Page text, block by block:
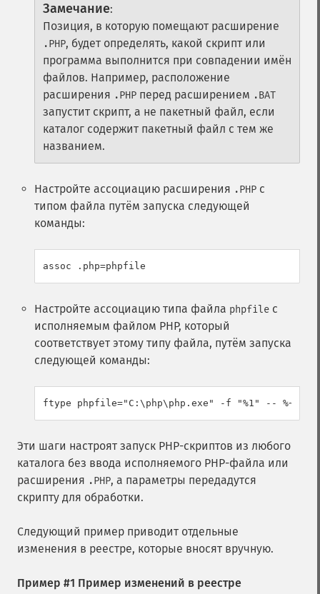
Замечание:
Позиция, в которую помещают расширение
.PHP, будет определять, какой скрипт или
программа выполнится при совпадении имён
файлов. Например, расположение
расширения .PHP перед расширением .BAT
запустит скрипт, а не пакетный файл, если
каталог содержит пакетный файл с тем же
названием.
Настройте ассоциацию расширения .PHP с
типом файла путём запуска следующей
команды:
Настройте ассоциацию типа файла phpfile с
исполняемым файлом PHP, который
соответствует этому типу файла, путём запуска
следующей команды:
Эти шаги настроят запуск PHP-скриптов из любого
каталога без ввода исполняемого PHP-файла или
расширения .PHP, а параметры передадутся
скрипту для обработки.
Следующий пример приводит отдельные
изменения в реестре, которые вносят вручную.
Пример #1 Пример изменений в реестре